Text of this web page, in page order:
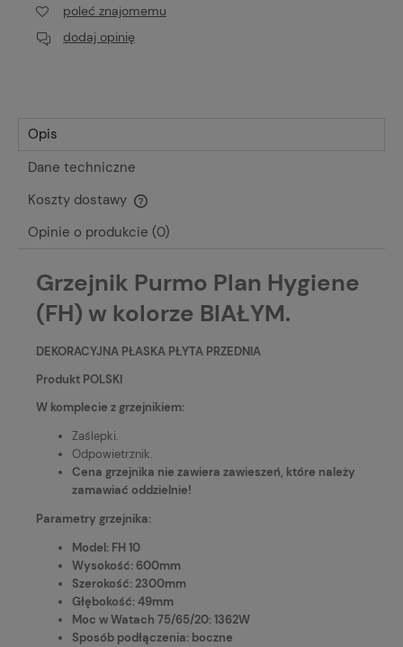
poleć znajomemu
dodaj opinię
Opis
Dane techniczne
Koszty dostawy
Cena nie zawiera ewentualnych kosztów płatności
Opinie o produkcie (0)
Grzejnik Purmo Plan Hygiene
(FH) w kolorze BIAŁYM.
DEKORACYJNA PŁASKA PŁYTA PRZEDNIA
Produkt POLSKI
W komplecie z grzejnikiem:
Zaślepki.
Odpowietrznik.
Cena grzejnika nie zawiera zawieszeń, które należy
zamawiać oddzielnie!
Parametry grzejnika:
Model: FH 10
Wysokość: 600mm
Szerokość: 2300mm
Głębokość: 49mm
Moc w Watach 75/65/20: 1362W
Sposób podłączenia: boczne